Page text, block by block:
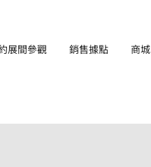
展間參觀 銷售據點 商城